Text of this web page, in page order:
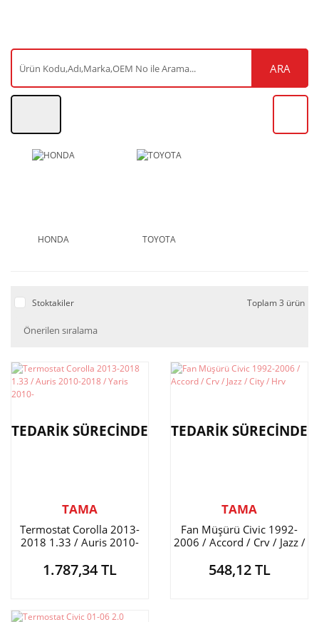
ARA
HONDA TOYOTA
Stoktakiler Toplam 3 ürün
TEDARİK SÜRECİNDE
TAMA
Termostat Corolla 2013-
2018 1.33 / Auris 2010-
1.787,34 TL
TEDARİK SÜRECİNDE
TAMA
Fan Müşürü Civic 1992-
2006 / Accord / Crv / Jazz /
548,12 TL